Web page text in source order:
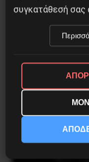
Η Μπουρκίνα
ιμπεριαλιστική
26 Μαΐου 2025
συγκατάθεσή σας